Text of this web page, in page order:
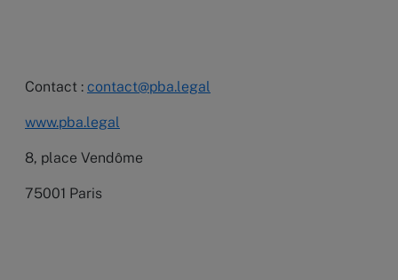
Contact : contact@pba.legal
www.pba.legal
8, place Vendôme
75001 Paris